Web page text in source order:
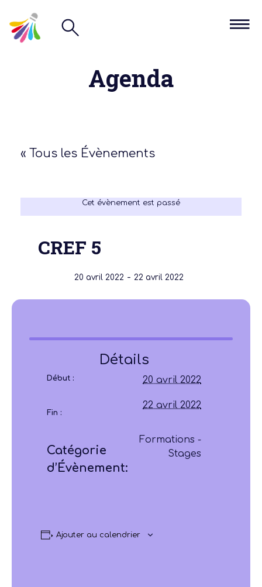
Agenda
« Tous les Évènements
Cet évènement est passé
CREF 5
20 avril 2022 - 22 avril 2022
Détails
Début : 20 avril 2022
Fin :
22 avril 2022
Catégorie
d’Évènement:
Formations -
Stages
Ajouter au calendrier